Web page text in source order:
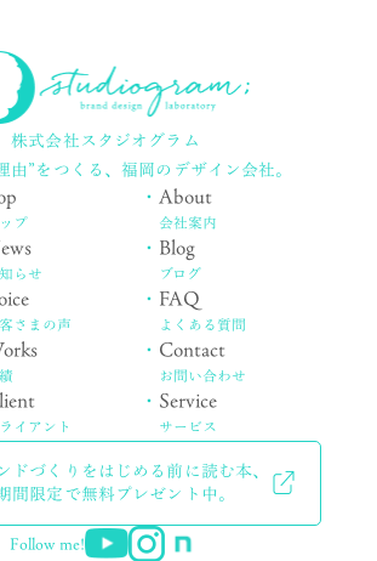
株式会社スタジオグラム
由”をつくる、福岡のデザイン会社。
プ
らせ
さまの声
イアント
・About
会社案内
・ Blog
ブログ
・ FAQ
よくある質問
・ Contact
お問い合わせ
・ Service
サービス
ドづくりをはじめる前に読む本、
間限定で無料プレゼント中。
Follow me!